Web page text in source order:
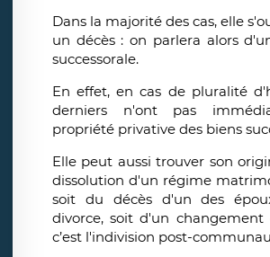
Dans la majorité des cas, elle
un décès : on parlera alors
successorale.
En effet, en cas de pluralité
derniers n'ont pas
propriété privative des biens
Elle peut aussi trouver son
dissolution d'un régime
soit du décès d'un des
divorce, soit d'un
c’est l'indivision post-